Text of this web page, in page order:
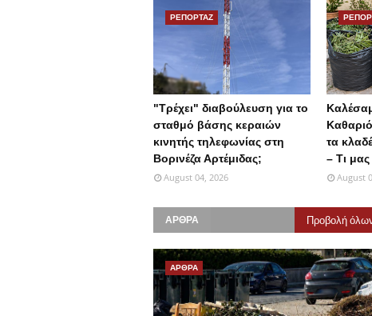
ΡΕΠΟΡΤΑΖ
"Τρέχει" διαβούλευση για τo
σταθμό βάσης κεραιών
κινητής τηλεφωνίας στη
Βορινέζα Αρτέμιδας;
August 04, 2026
τα
– Τι
August
ΑΡΘΡΑ Προβολή
ΑΡΘΡΑ